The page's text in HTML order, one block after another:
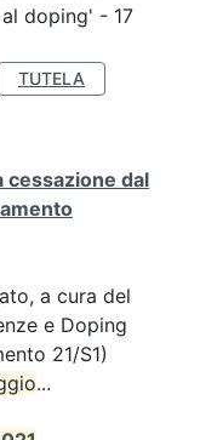
doping' - 17
TUTELA
dal
a cura del
e Doping
21/S1)
...